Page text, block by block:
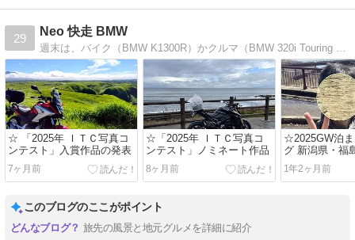
29
Neo 快走 BMW
☆ 「2025年 ＩＴＣ写真コ
ンテスト」入賞作品の発表
7ヶ月前
☆「2025年 ＩＴＣ写真コ
ンテスト」ノミネート作品
8ヶ月前
☆2025GW泊
グ 新潟県・福
1年2ヶ月前
このブログのここがポイント
旅先の風景と地元グルメを詳細に紹介